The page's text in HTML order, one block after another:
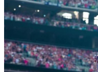
娛樂